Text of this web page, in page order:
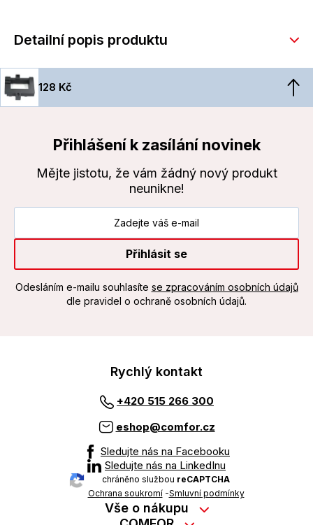
Detailní popis produktu
128 Kč
Přihlášení k zasílání novinek
Mějte jistotu, že vám žádný nový produkt
neunikne!
Přihlásit se
Odesláním e-mailu souhlasíte se zpracováním osobních údajů
dle pravidel o ochraně osobních údajů.
Rychlý kontakt
+420 515 266 300
eshop@comfor.cz
Sledujte nás na Facebooku
Sledujte nás na LinkedInu
chráněno službou reCAPTCHA
Ochrana soukromí-Smluvní podmínky
Vše o nákupu
Nákup na splátky